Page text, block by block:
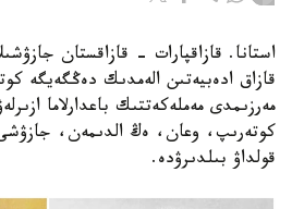
استانا. قازاقپارات - قازاقستان
قازاق ادەبيەتىن الەمدىك دەڭگەيگە
مەرزىمدى مەملەكەتتىك باعدارلاما
كوتەرىپ، وعان، ەڭ الدىمەن،
قولداۋ بىلدىرۋدە.